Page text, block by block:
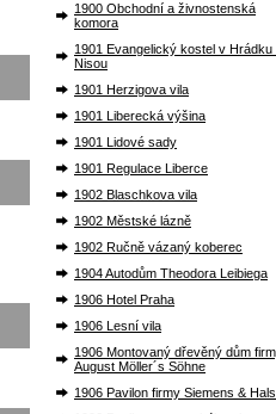
1900 Obchodní a živnostenská
komora
1901 Evangelický kostel v Hrádku
Nisou
1901 Herzigova vila
1901 Liberecká výšina
1901 Lidové sady
1901 Regulace Liberce
1902 Blaschkova vila
1902 Městské lázně
1902 Ručně vázaný koberec
1904 Autodům Theodora Leibiega
1906 Hotel Praha
1906 Lesní vila
1906 Montovaný dřevěný dům
August Möller´s Söhne
1906 Pavilon firmy Siemens &